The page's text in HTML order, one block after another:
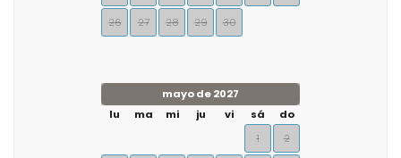
26 27 28 29 30
mayo de 2027
lu
ma mi ju vi sá
do
1
2